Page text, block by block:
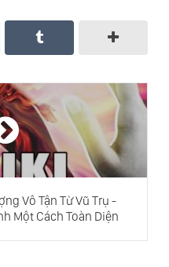
Vô Tận Từ Vũ Trụ -
Một Cách Toàn Diện